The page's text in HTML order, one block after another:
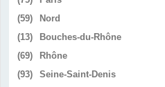
(59)
Nord
(13)
Bouches-du-Rhône
(69)
Rhône
(93)
Seine-Saint-Denis